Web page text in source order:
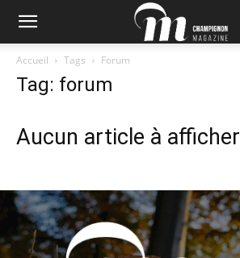
Accueil Tags Forum
Tag: forum
Aucun article à afficher